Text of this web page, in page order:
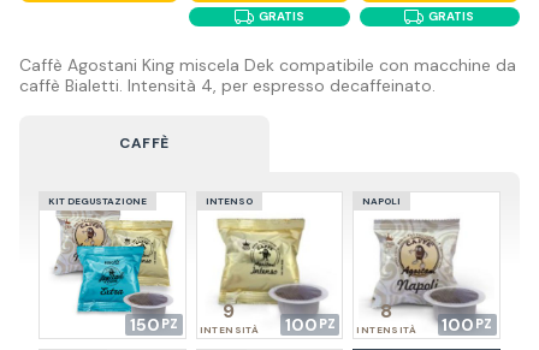
GRATIS GRATIS
Caffè Agostani King miscela Dek compatibile con macchine da
caffè Bialetti. Intensità 4, per espresso decaffeinato.
CAFFÈ
KIT DEGUSTAZIONE
150
INTENSO
9
INTENSITÀ 100
NAPOLI
8
INTENSITÀ 100